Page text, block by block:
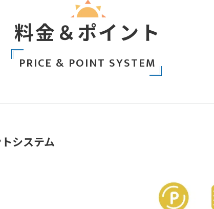
料金＆ポイント
PRICE & POINT SYSTEM
システム